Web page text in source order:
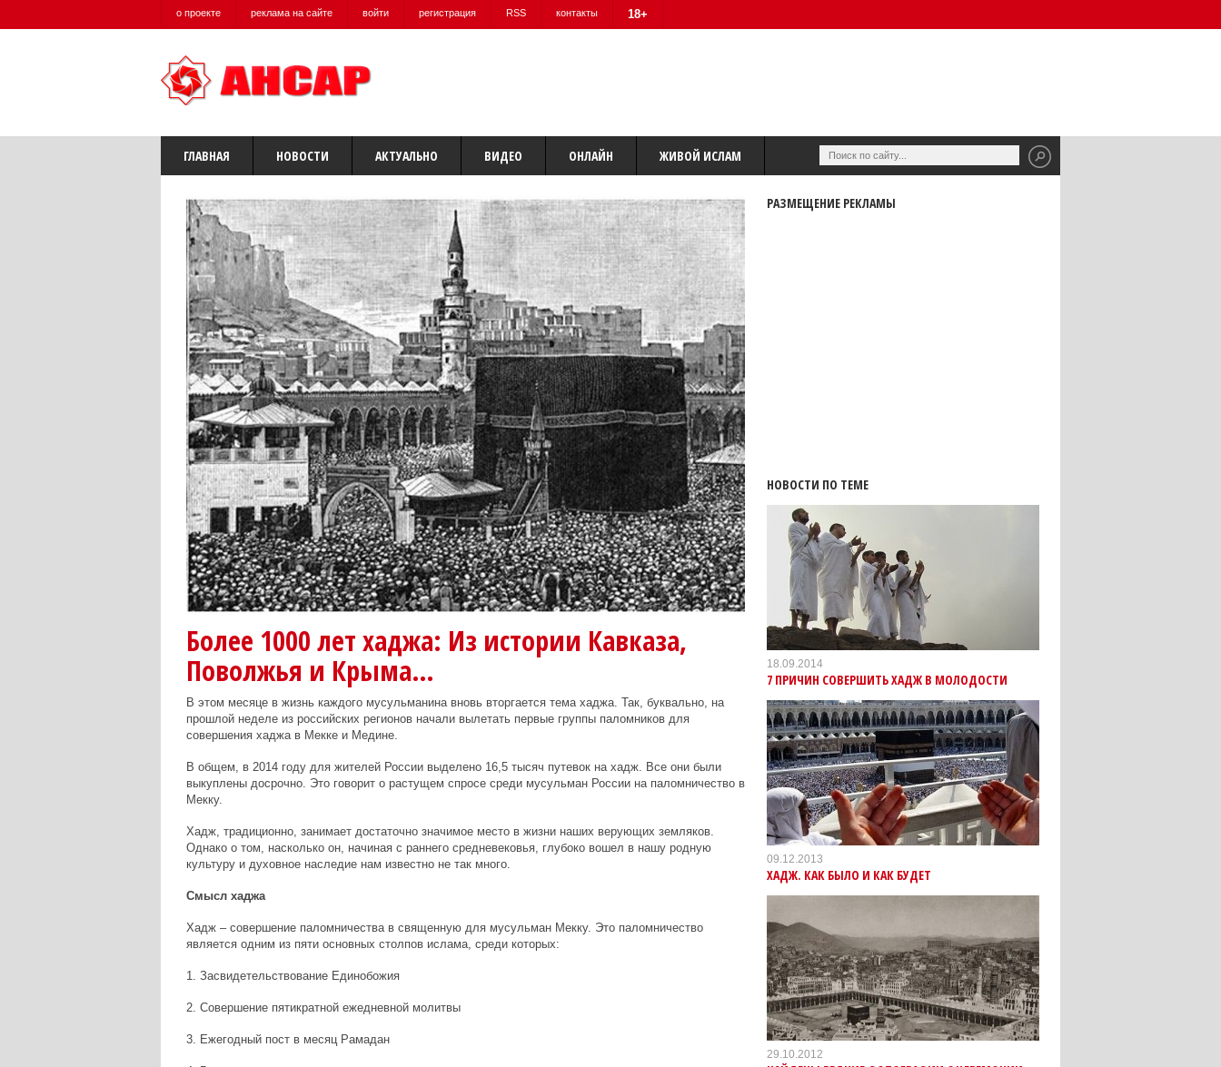
о проекте реклама на сайте войти регистрация RSS контакты 18+
ГЛАВНАЯ НОВОСТИ АКТУАЛЬНО ВИДЕО ОНЛАЙН ЖИВОЙ ИСЛАМ
Более 1000 лет хаджа: Из истории Кавказа,
Поволжья и Крыма…
В этом месяце в жизнь каждого мусульманина вновь вторгается тема хаджа. Так, буквально, на
прошлой неделе из российских регионов начали вылетать первые группы паломников для
совершения хаджа в Мекке и Медине.
В общем, в 2014 году для жителей России выделено 16,5 тысяч путевок на хадж. Все они были
выкуплены досрочно. Это говорит о растущем спросе среди мусульман России на паломничество в
Мекку.
Хадж, традиционно, занимает достаточно значимое место в жизни наших верующих земляков.
Однако о том, насколько он, начиная с раннего средневековья, глубоко вошел в нашу родную
культуру и духовное наследие нам известно не так много.
Смысл хаджа
Хадж – совершение паломничества в священную для мусульман Мекку. Это паломничество
является одним из пяти основных столпов ислама, среди которых:
1.​ Засвидетельствование Единобожия
2.​ Совершение пятикратной ежедневной молитвы
3.​ Ежегодный пост в месяц Рамадан
РАЗМЕЩЕНИЕ РЕКЛАМЫ
НОВОСТИ ПО ТЕМЕ
18.09.2014
7 ПРИЧИН СОВЕРШИТЬ ХАДЖ В МОЛОДОСТИ
09.12.2013
ХАДЖ. КАК БЫЛО И КАК БУДЕТ
29.10.2012